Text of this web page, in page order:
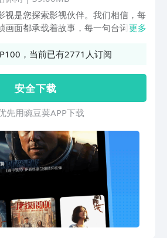
视是您探索影视伙伴。我们相信，每
画面都承载着故事，每一句台词都蕴
视作品，更能深刻理解其背后的文化
翔。
更多
，当前已有2771人订阅
安 全 下 载
先用豌豆荚APP下载